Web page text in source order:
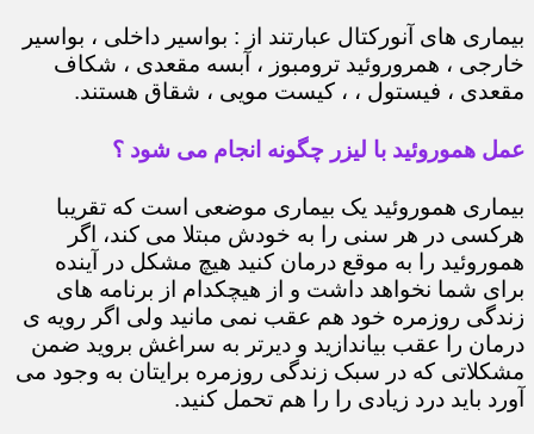
بیماری های آنورکتال عبارتند از : بواسیر داخلی ، بواسیر
خارجی ، همروروئید ترومبوز ، آبسه مقعدی ، شکاف
مقعدی ، فیستول ، ، کیست مویی ، شقاق هستند.
عمل هموروئید با لیزر چگونه انجام می شود ؟
بیماری هموروئید یک بیماری موضعی است که تقریبا
هرکسی در هر سنی را به خودش مبتلا می کند، اگر
هموروئید را به موقع درمان کنید هیچ مشکل در آینده
برای شما نخواهد داشت و از هیچکدام از برنامه های
زندگی روزمره خود هم عقب نمی مانید ولی اگر رویه ی
درمان را عقب بیاندازید و دیرتر به سراغش بروید ضمن
مشکلاتی که در سبک زندگی روزمره برایتان به وجود می
آورد باید درد زیادی را را هم تحمل کنید.